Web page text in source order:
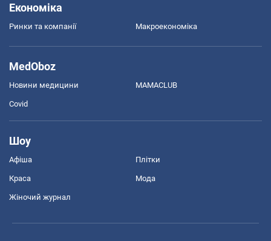
Економіка
Ринки та компанії Макроекономіка
MedOboz
Новини медицини MAMACLUB
Covid
Шоу
Афіша Плітки
Краса Мода
Жіночий журнал